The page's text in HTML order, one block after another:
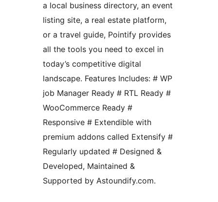
a local business directory, an event
listing site, a real estate platform,
or a travel guide, Pointify provides
all the tools you need to excel in
today’s competitive digital
landscape. Features Includes: # WP
job Manager Ready # RTL Ready #
WooCommerce Ready #
Responsive # Extendible with
premium addons called Extensify #
Regularly updated # Designed &
Developed, Maintained &
Supported by Astoundify.com.